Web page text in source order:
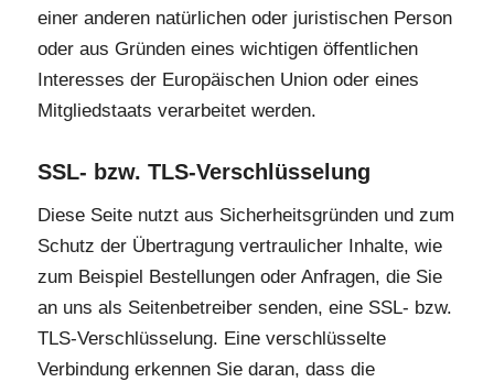
einer anderen natürlichen oder juristischen Person
oder aus Gründen eines wichtigen öffentlichen
Interesses der Europäischen Union oder eines
Mitgliedstaats verarbeitet werden.
SSL- bzw. TLS-Verschlüsselung
Diese Seite nutzt aus Sicherheitsgründen und zum
Schutz der Übertragung vertraulicher Inhalte, wie
zum Beispiel Bestellungen oder Anfragen, die Sie
an uns als Seitenbetreiber senden, eine SSL- bzw.
TLS-Verschlüsselung. Eine verschlüsselte
Verbindung erkennen Sie daran, dass die